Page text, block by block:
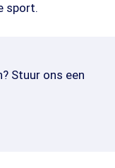
sport.
Stuur ons een